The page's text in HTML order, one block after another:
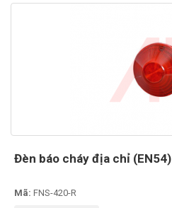
Đèn báo cháy địa chỉ (EN54)
Mã: FNS-420-R